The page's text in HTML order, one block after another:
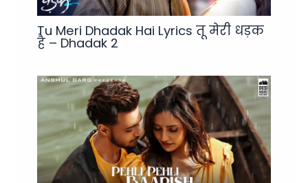
Tu Meri Dhadak Hai Lyrics तू मेरी धड़क
है – Dhadak 2